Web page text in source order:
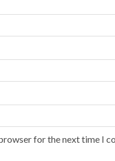
for the next time I